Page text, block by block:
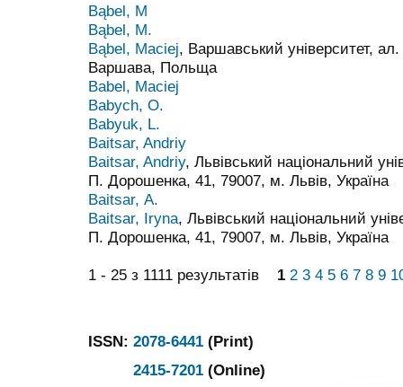
Bąbel, M
Bąbel, M.
Bąbel, Maciej, Варшавський університет,
Варшава, Польща
Babel, Maciej
Babych, O.
Babyuk, L.
Baitsar, Andriy
Baitsar, Andriy, Львівський національний
П. Дорошенка, 41, 79007, м. Львів, Україна
Baitsar, А.
Baitsar, Іryna, Львівський національний
П. Дорошенка, 41, 79007, м. Львів, Україна
1 - 25 з 1111 результатів 1 2 3 4 5 6 7 8 9
ISSN: 2078-6441 (Print)
2415-7201 (Online)